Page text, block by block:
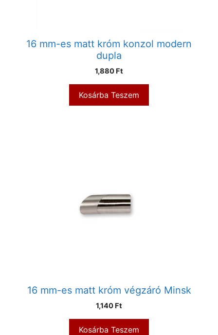
16 mm-es matt króm konzol modern
dupla
1,880 Ft
Kosárba Teszem
16 mm-es matt króm végzáró Minsk
1,140 Ft
Kosárba Teszem